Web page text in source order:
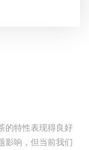
的特性表现得良好
影响，但当前我们